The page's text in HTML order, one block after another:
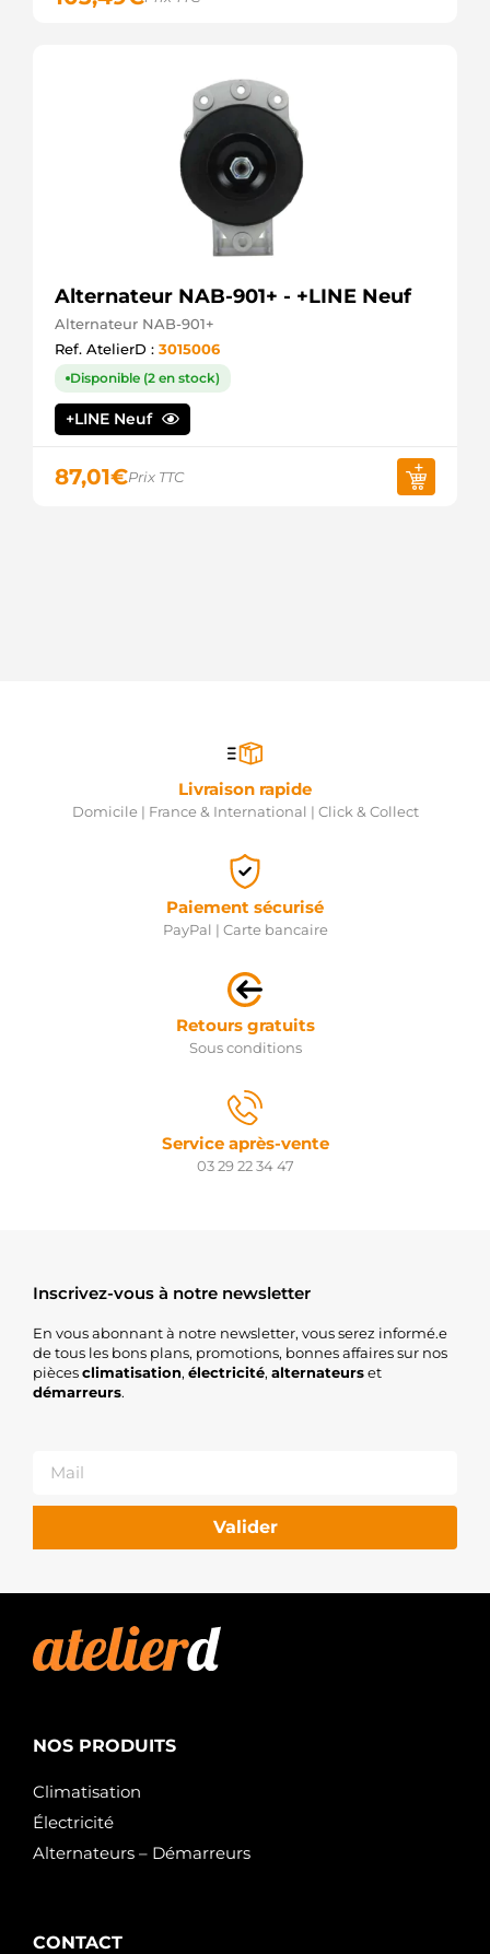
Alternateur NAB-901+ - +LINE Neuf
Alternateur NAB-901+
Ref. AtelierD : 3015006
Disponible (2 en stock)
+LINE Neuf
87,01€Prix TTC
Livraison rapide
Domicile | France & International | Click & Collect
Paiement sécurisé
PayPal | Carte bancaire
Retours gratuits
Sous conditions
Service après-vente
03 29 22 34 47
Inscrivez-vous à notre newsletter
En vous abonnant à notre newsletter, vous serez informé.e
de tous les bons plans, promotions, bonnes affaires sur nos
piècesclimatisation, électricité, alternateurset
démarreurs.
Valider
NOS PRODUITS
Climatisation
Électricité
Alternateurs – Démarreurs
CONTACT